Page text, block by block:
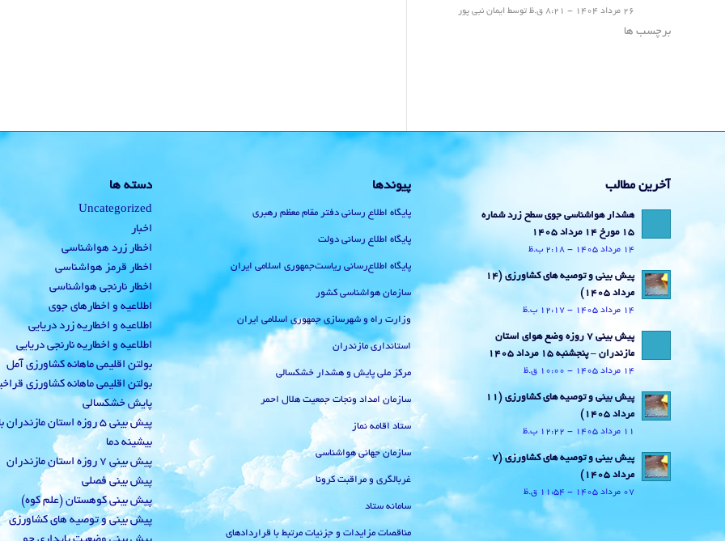
26 مرداد 1404 - 8:21 ق.ظ توسط ایمان نبی پور
برچسب ها
آخرین مطالب
هشدار هواشناسی جوی سطح زرد شماره
15 مورخ 14 مرداد 1405
14 مرداد 1405 - 2:18 ب.ظ
پیش بینی و توصیه های کشاورزی (14
مرداد ۱۴۰۵)
14 مرداد 1405 - 12:17 ب.ظ
پیش بینی 7 روزه وضع هوای استان
مازندران – پنجشنبه 15 مرداد 1405
14 مرداد 1405 - 10:00 ق.ظ
پیش بینی و توصیه های کشاورزی (11
مرداد ۱۴۰۵)
11 مرداد 1405 - 12:22 ب.ظ
پیش بینی و توصیه های کشاورزی (7
مرداد ۱۴۰۵)
07 مرداد 1405 - 11:54 ق.ظ
پیوندها
پایگاه اطلاع رسانی دفتر مقام معظم رهبری
پایگاه اطلاع رسانی دولت
پایگاه اطلاع‌رسانی ریاست‌جمهوری اسلامی ایران
سازمان هواشناسی کشور
وزارت راه و شهرسازی جمهوری اسلامی ایران
استانداری مازندران
مرکز ملی پایش و هشدار خشکسالی
سازمان امداد ونجات جمعیت هلال احمر
ستاد اقامه نماز
سازمان جهانی هواشناسی
غربالگری و مراقبت کرونا
سامانه ستاد
مناقصات مزایدات و جزئیات مرتبط با قراردادهای
دسته ها
Uncategorized
اخبار
اخطار زرد هواشناسی
اخطار قرمز هواشناسی
اخطار نارنجی هواشناسی
اطلاعیه و اخطارهای جوی
اطلاعیه و اخطاریه زرد دریایی
اطلاعیه و اخطاریه نارنجی دریایی
بولتن اقلیمی ماهانه کشاورزی آمل
بولتن اقلیمی ماهانه کشاورزی
پایش خشکسالی
پیش بینی 5 روزه استان
بیشینه دما
پیش بینی 7 روزه استان مازندران
پیش بینی فصلی
پیش بینی کوهستان (علم کوه)
پیش بینی و توصیه های کشاورزی